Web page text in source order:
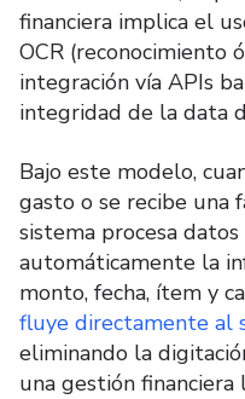
financiera implica el
OCR (reconocimiento
integración vía APIs
integridad de la data
Bajo este modelo,
gasto o se recibe una
sistema procesa
automáticamente la
monto, fecha, ítem y
fluye directamente al
eliminando la
una gestión